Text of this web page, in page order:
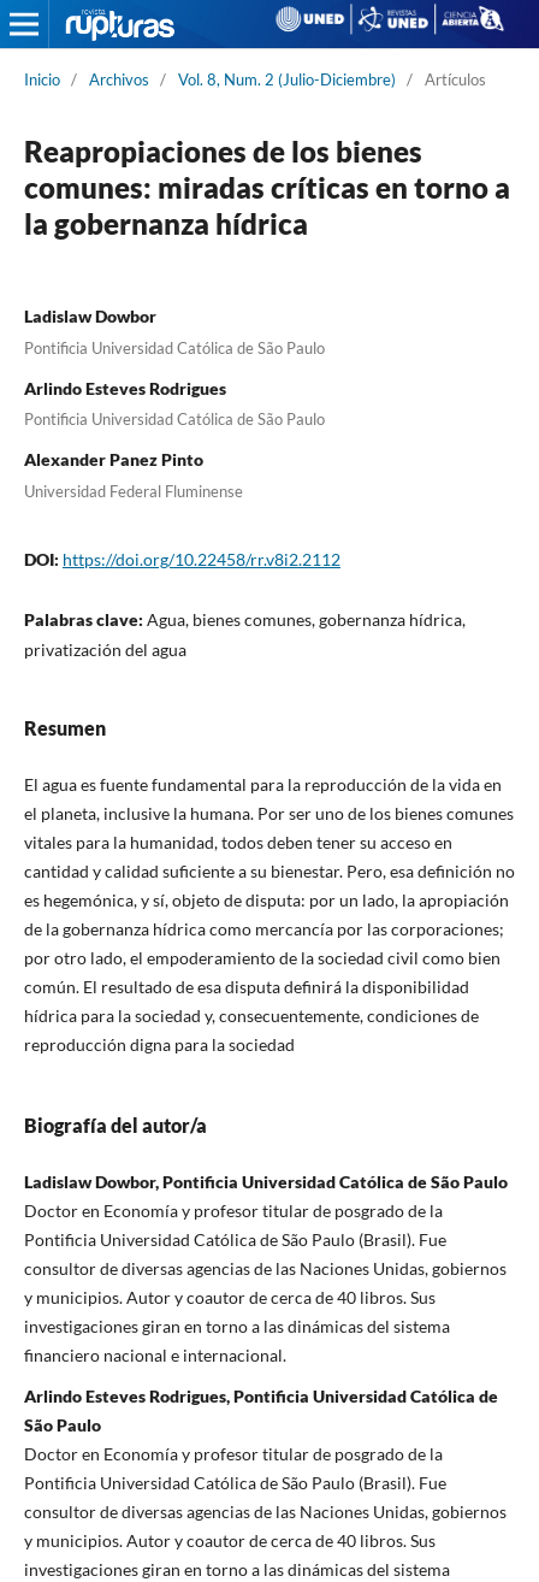
Inicio / Archivos / Vol. 8, Num. 2 (Julio-Diciembre) / Artículos
Reapropiaciones de los bienes
comunes: miradas críticas en torno a
la gobernanza hídrica
Ladislaw Dowbor
Pontificia Universidad Católica de São Paulo
Arlindo Esteves Rodrigues
Pontificia Universidad Católica de São Paulo
Alexander Panez Pinto
Universidad Federal Fluminense
DOI: https://doi.org/10.22458/rr.v8i2.2112
Palabras clave: Agua, bienes comunes, gobernanza hídrica,
privatización del agua
Resumen
El agua es fuente fundamental para la reproducción de la vida en
el planeta, inclusive la humana. Por ser uno de los bienes comunes
vitales para la humanidad, todos deben tener su acceso en
cantidad y calidad suficiente a su bienestar. Pero, esa definición no
es hegemónica, y sí, objeto de disputa: por un lado, la apropiación
de la gobernanza hídrica como mercancía por las corporaciones;
por otro lado, el empoderamiento de la sociedad civil como bien
común. El resultado de esa disputa definirá la disponibilidad
hídrica para la sociedad y, consecuentemente, condiciones de
reproducción digna para la sociedad
Biografía del autor/a
Ladislaw Dowbor, Pontificia Universidad Católica de São Paulo
Doctor en Economía y profesor titular de posgrado de la
Pontificia Universidad Católica de São Paulo (Brasil). Fue
consultor de diversas agencias de las Naciones Unidas, gobiernos
y municipios. Autor y coautor de cerca de 40 libros. Sus
investigaciones giran en torno a las dinámicas del sistema
financiero nacional e internacional.
Arlindo Esteves Rodrigues, Pontificia Universidad Católica de
São Paulo
Doctor en Economía y profesor titular de posgrado de la
Pontificia Universidad Católica de São Paulo (Brasil). Fue
consultor de diversas agencias de las Naciones Unidas, gobiernos
y municipios. Autor y coautor de cerca de 40 libros. Sus
investigaciones giran en torno a las dinámicas del sistema